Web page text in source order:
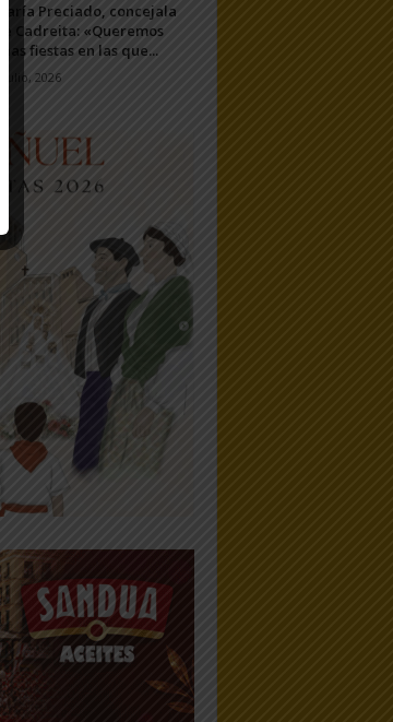
María Preciado, concejala
de Cadreita: «Queremos
unas fiestas en las que...
7 julio, 2026